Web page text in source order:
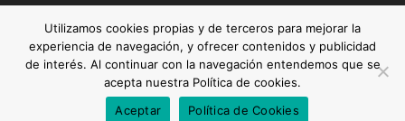
© 2026. O Noticieiro
Utilizamos cookies propias y de terceros para mejorar la
experiencia de navegación, y ofrecer contenidos y publicidad
de interés. Al continuar con la navegación entendemos que se
acepta nuestra Política de cookies.
Aceptar
Política de Cookies